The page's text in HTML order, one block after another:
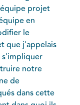
projet
en
le
que j'appelais
s'impliquer
notre
de
dans cette